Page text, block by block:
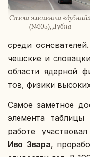
Стела эле­мен­та «дубний»
(№105), Дубна
среди
чеш­ские и
об­ла­сти ядер­ной
тов, физики
Самое за­мет­ное
эле­мен­та
работе
Иво Звара,